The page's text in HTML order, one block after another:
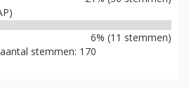
6% (11 stemmen)
stemmen: 170